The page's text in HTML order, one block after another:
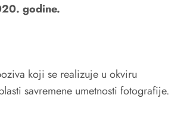
godine.
koji se realizuje u okviru
savremene umetnosti fotografije.